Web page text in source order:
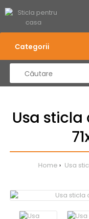
Categorii
Usa
Home Usa